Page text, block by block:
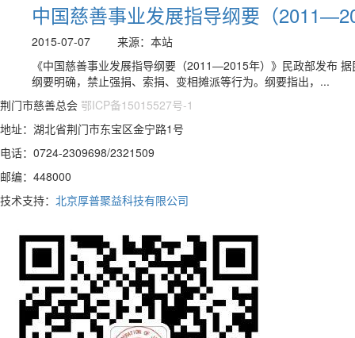
中国慈善事业发展指导纲要（
2015-07-07
来源：本站
《中国慈善事业发展指导纲要（2011―2015年）》民政部发布
纲要明确，禁止强捐、索捐、变相摊派等行为。纲要指出，...
荆门市慈善总会 鄂ICP备15015527号-1
地址：湖北省荆门市东宝区金宁路1号
电话：0724-2309698/2321509
邮编：448000
技术支持： 北京厚普聚益科技有限公司